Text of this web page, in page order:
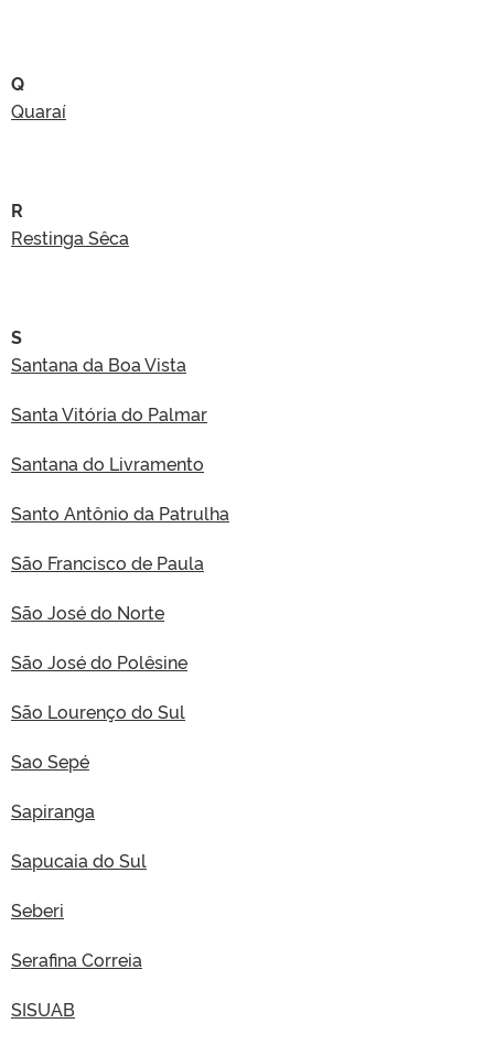
Q
Quaraí
R
Restinga Sêca
S
Santana da Boa Vista
Santa Vitória do Palmar
Santana do Livramento
Santo Antônio da Patrulha
São Francisco de Paula
São José do Norte
São José do Polêsine
São Lourenço do Sul
Sao Sepé
Sapiranga
Sapucaia do Sul
Seberi
Serafina Correia
SISUAB